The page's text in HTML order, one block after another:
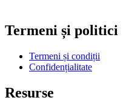
Termeni și politici
Termeni și condiții
Confidențialitate
Resurse